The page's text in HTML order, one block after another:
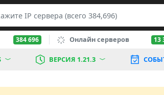
384 696 Онлайн серверов 13
ВЕРСИЯ 1.21.3